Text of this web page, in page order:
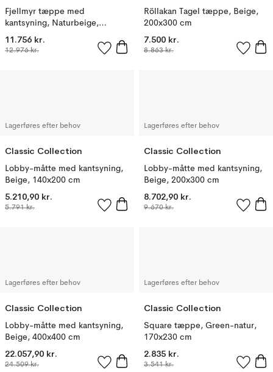
Fjellmyr tæppe med
kantsyning, Naturbeige,
300x400 cm
11.756 kr.
12.976 kr.
Röllakan Tagel tæppe, Beige,
200x300 cm
7.500 kr.
8.863 kr.
Lagerføres efter behov
Classic Collection
Lobby-måtte med kantsyning,
Beige, 140x200 cm
5.210,90 kr.
5.791 kr.
Lagerføres efter behov
Classic Collection
Lobby-måtte med kantsyning,
Beige, 200x300 cm
8.702,90 kr.
9.670 kr.
Lagerføres efter behov
Classic Collection
Lobby-måtte med kantsyning,
Beige, 400x400 cm
22.057,90 kr.
24.509 kr.
Lagerføres efter behov
Classic Collection
Square tæppe, Green-natur,
170x230 cm
2.835 kr.
3.541 kr.